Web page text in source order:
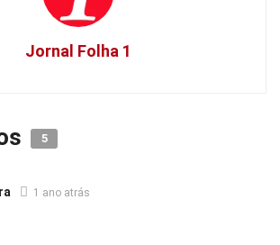
Jornal Folha 1
5
1 ano atrás